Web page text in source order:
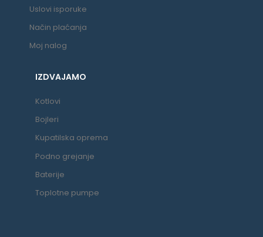
Uslovi isporuke
Način plaćanja
Moj nalog
IZDVAJAMO
Kotlovi
Bojleri
Kupatilska oprema
Podno grejanje
Baterije
Toplotne pumpe